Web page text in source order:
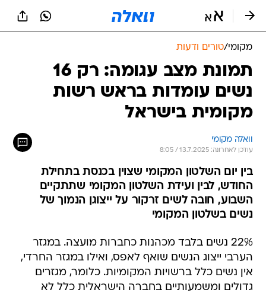
מקומי/טורים ודעות
תמונת מצב עגומה: רק 16
נשים עומדות בראש רשות
מקומית בישראל
וואלה מקומי
עודכן לאחרונה: 13.7.2025 / 8:05
בין יום השלטון המקומי שצוין בכנסת בתחילת
החודש, לבין ועידת השלטון המקומי שתתקיים
השבוע, חובה לשים זרקור על ייצוגן הנמוך של
נשים בשלטון המקומי
22% נשים בלבד מכהנות כחברות מועצה. במגזר
הערבי ייצוג הנשים שואף לאפס, ואילו במגזר החרדי,
אין נשים כלל ברשויות המקומיות. כלומר, מגזרים
גדולים ומשמעותיים בחברה הישראלית כלל לא